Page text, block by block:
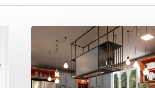
Industrial:
tudo
sobre